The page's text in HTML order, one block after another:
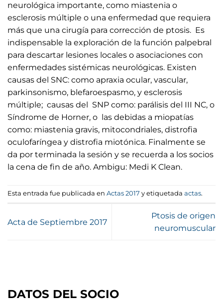
neurológica importante, como miastenia o
esclerosis múltiple o una enfermedad que requiera
más que una cirugía para corrección de ptosis. Es
indispensable la exploración de la función palpebral
para descartar lesiones locales o asociaciones con
enfermedades sistémicas neurológicas. Existen
causas del SNC: como apraxia ocular, vascular,
parkinsonismo, blefaroespasmo, y esclerosis
múltiple; causas del SNP como: parálisis del III NC, o
Síndrome de Horner, o las debidas a miopatías
como: miastenia gravis, mitocondriales, distrofia
oculofaríngea y distrofia miotónica. Finalmente se
da por terminada la sesión y se recuerda a los socios
la cena de fin de año. Ambigu: Medi K Clean.
Esta entrada fue publicada en Actas 2017 y etiquetada actas.
Acta de Septiembre 2017
Ptosis de origen
neuromuscular
DATOS DEL SOCIO